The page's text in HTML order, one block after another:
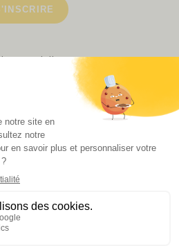
newsletters que vous avez
PARTENAIRES
BOUTIQUE